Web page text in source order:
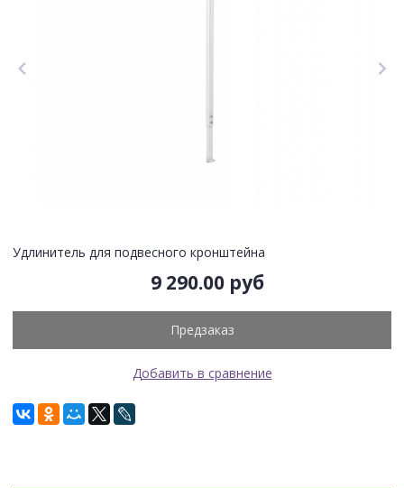
Удлинитель для подвесного кронштейна
9 290.00 руб
Предзаказ
Добавить в сравнение